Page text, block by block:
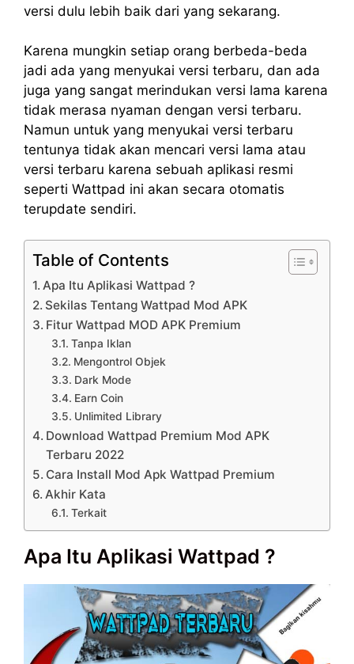
versi dulu lebih baik dari yang sekarang.
Karena mungkin setiap orang berbeda-beda
jadi ada yang menyukai versi terbaru, dan ada
juga yang sangat merindukan versi lama karena
tidak merasa nyaman dengan versi terbaru.
Namun untuk yang menyukai versi terbaru
tentunya tidak akan mencari versi lama atau
versi terbaru karena sebuah aplikasi resmi
seperti Wattpad ini akan secara otomatis
terupdate sendiri.
Table of Contents
Apa Itu Aplikasi Wattpad ?
Sekilas Tentang Wattpad Mod APK
Fitur Wattpad MOD APK Premium
Tanpa Iklan
Mengontrol Objek
Dark Mode
Earn Coin
Unlimited Library
Download Wattpad Premium Mod APK
Terbaru 2022
Cara Install Mod Apk Wattpad Premium
Akhir Kata
Terkait
Apa Itu Aplikasi Wattpad ?